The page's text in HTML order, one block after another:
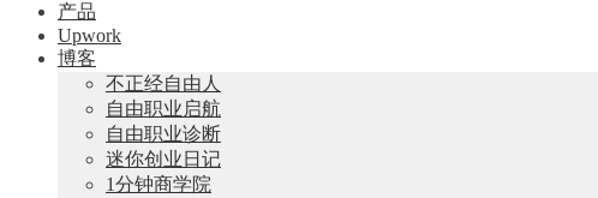
产品
Upwork
博客
不正经自由人
自由职业启航
自由职业诊断
迷你创业日记
1分钟商学院